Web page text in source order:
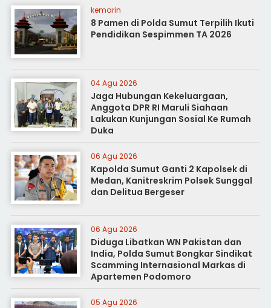
kemarin
8 Pamen di Polda Sumut Terpilih Ikuti
Pendidikan Sespimmen TA 2026
04 Agu 2026
Jaga Hubungan Kekeluargaan,
Anggota DPR RI Maruli Siahaan
Lakukan Kunjungan Sosial Ke Rumah
Duka
06 Agu 2026
Kapolda Sumut Ganti 2 Kapolsek di
Medan, Kanitreskrim Polsek Sunggal
dan Delitua Bergeser
06 Agu 2026
Diduga Libatkan WN Pakistan dan
India, Polda Sumut Bongkar Sindikat
Scamming Internasional Markas di
Apartemen Podomoro
05 Agu 2026